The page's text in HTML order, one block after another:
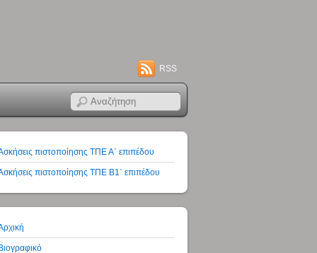
RSS
πιστοποίησης ΤΠΕ Α΄ επιπέδου
πιστοποίησης ΤΠΕ Β1΄ επιπέδου